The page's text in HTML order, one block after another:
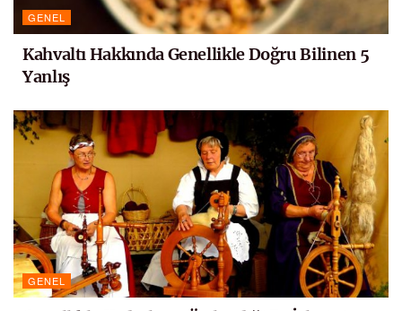
GENEL
Kahvaltı Hakkında Genellikle Doğru Bilinen 5
Yanlış
GENEL